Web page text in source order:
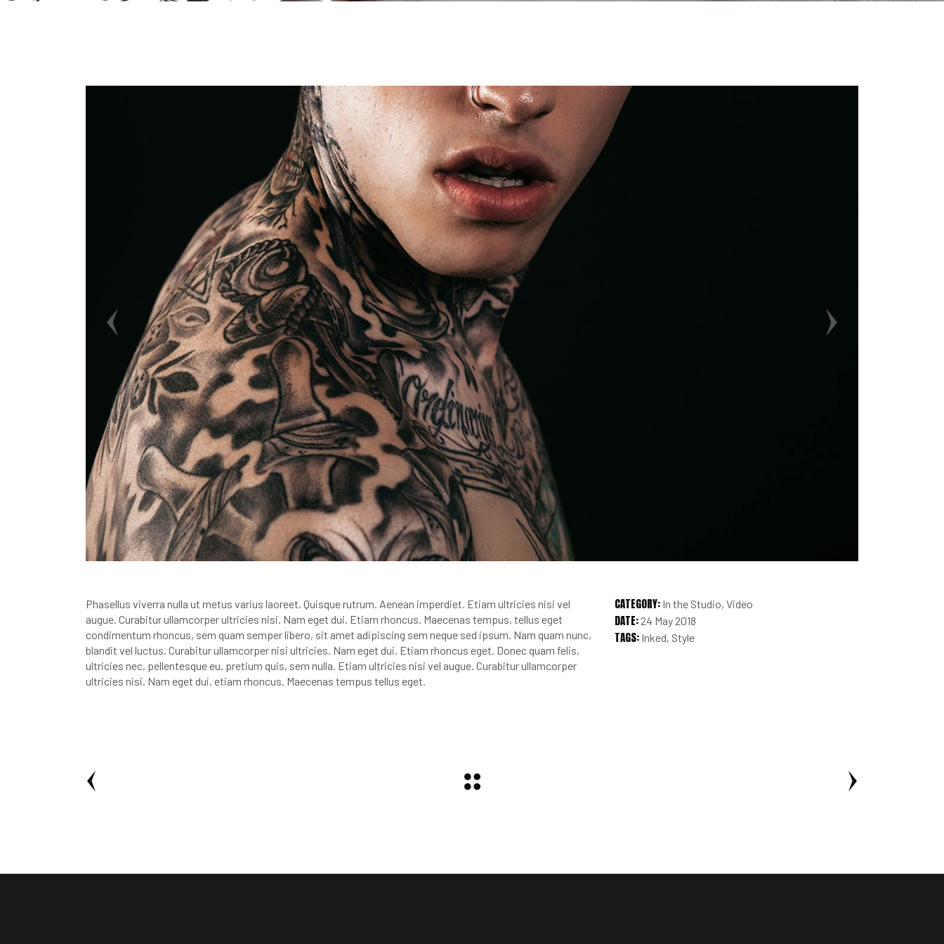
Phasellus viverra nulla ut metus varius laoreet. Quisque rutrum. Aenean imperdiet. Etiam ultricies nisi vel
augue. Curabitur ullamcorper ultricies nisi. Nam eget dui. Etiam rhoncus. Maecenas tempus, tellus eget
condimentum rhoncus, sem quam semper libero, sit amet adipiscing sem neque sed ipsum. Nam quam nunc,
blandit vel luctus. Curabitur ullamcorper nisi ultricies. Nam eget dui. Etiam rhoncus eget. Donec quam felis,
ultricies nec, pellentesque eu, pretium quis, sem nulla. Etiam ultricies nisi vel augue. Curabitur ullamcorper
ultricies nisi. Nam eget dui, etiam rhoncus. Maecenas tempus tellus eget.
CATEGORY: In the Studio Video
DATE: 24 May 2018
TAGS: Inked Style